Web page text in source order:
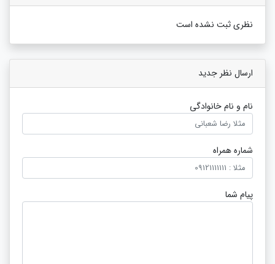
نظری ثبت نشده است
ارسال نظر جدید
نام و نام خانوادگی
شماره همراه
پیام شما